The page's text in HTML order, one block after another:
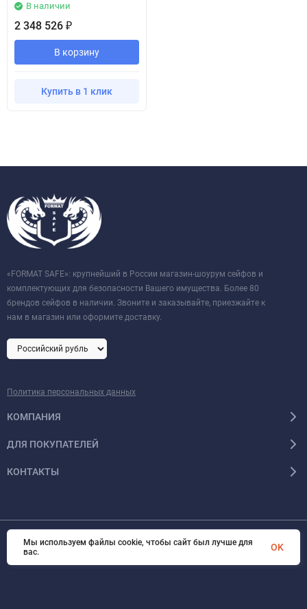
В наличии
2 348 526 ₽
В корзину
Купить в 1 клик
«FORMAT SAFE»: крупнейший в России магазин-шоурум сейфов и
комплектующих для безопасности Вашего имущества. Более 80
брендов сейфов в наличии. Звоните и заказывайте, приезжайте к
нам в магазин или оформите доставку.
Политика персональных данных
КОМПАНИЯ
ДЛЯ ПОКУПАТЕЛЕЙ
КОНТАКТЫ
© 2026 Format-safe.ru Все права защищены
Мы используем файлы cookie, чтобы сайт был лучше для
вас.
OK